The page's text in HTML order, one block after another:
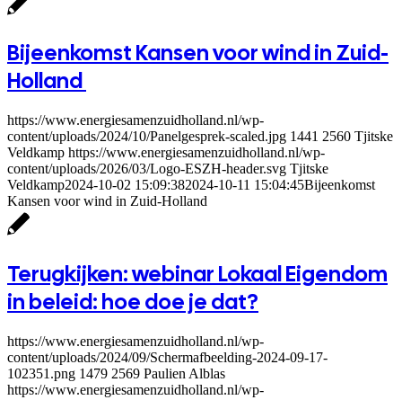
Bijeenkomst Kansen voor wind in Zuid-
Holland
https://www.energiesamenzuidholland.nl/wp-
content/uploads/2024/10/Panelgesprek-scaled.jpg 1441 2560 Tjitske
Veldkamp https://www.energiesamenzuidholland.nl/wp-
content/uploads/2026/03/Logo-ESZH-header.svg Tjitske
Veldkamp2024-10-02 15:09:382024-10-11 15:04:45Bijeenkomst
Kansen voor wind in Zuid-Holland
Terugkijken: webinar Lokaal Eigendom
in beleid: hoe doe je dat?
https://www.energiesamenzuidholland.nl/wp-
content/uploads/2024/09/Schermafbeelding-2024-09-17-
102351.png 1479 2569 Paulien Alblas
https://www.energiesamenzuidholland.nl/wp-